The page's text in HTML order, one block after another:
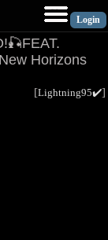
Horizons
[Lightning95✔️]